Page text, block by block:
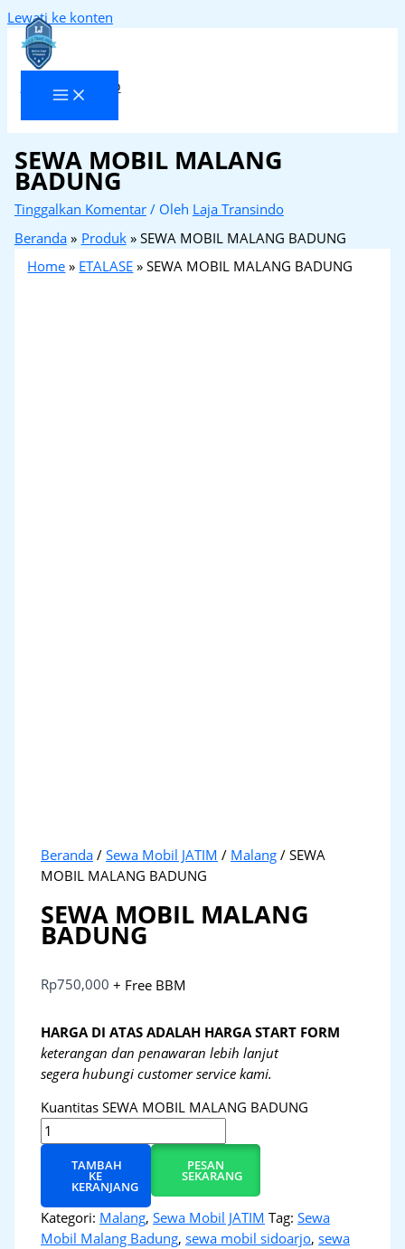
Lewati ke konten
Laja Transindo
SEWA MOBIL MALANG
BADUNG
Tinggalkan Komentar / Oleh Laja Transindo
Beranda
Produk
SEWA MOBIL MALANG BADUNG
Home » ETALASE »SEWA MOBIL MALANG BADUNG
Beranda /Sewa Mobil JATIM / Malang / SEWA
MOBIL MALANG BADUNG
SEWA MOBIL MALANG
BADUNG
Rp750,000 + Free BBM
HARGA DI ATAS ADALAH HARGA START FORM
keterangan dan penawaran lebih lanjut
segera hubungi customer service kami.
Kuantitas SEWA MOBIL MALANG BADUNG
TAMBAH
KE
KERANJANG
PESAN
SEKARANG
Kategori: Malang,Sewa Mobil JATIM Tag:Sewa
Mobil Malang Badung,sewa mobil sidoarjo,sewa